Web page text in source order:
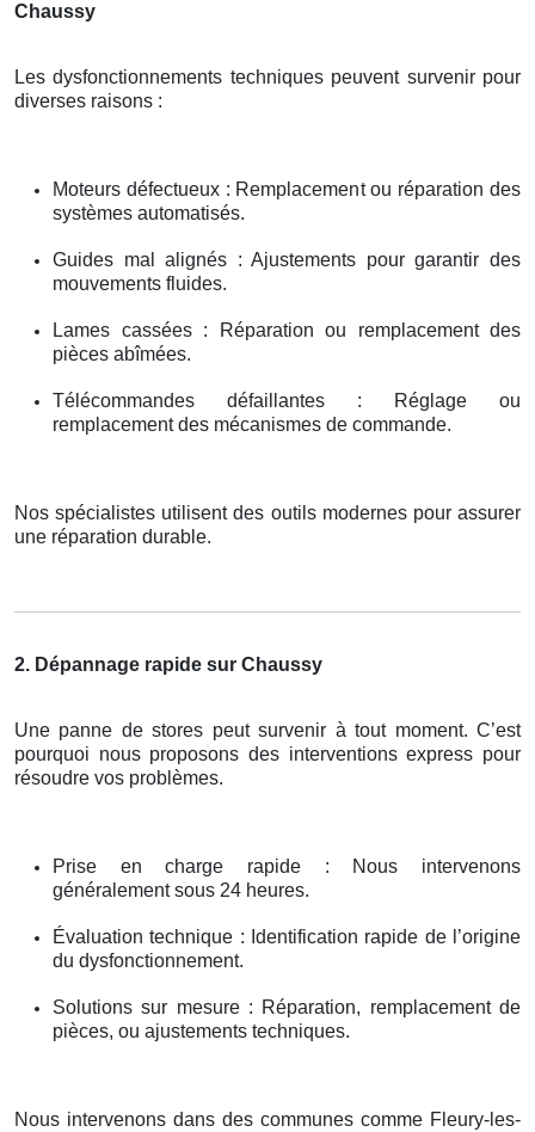
Chaussy
Les dysfonctionnements techniques peuvent survenir pour
diverses raisons :
Moteurs défectueux : Remplacement ou réparation des
systèmes automatisés.
Guides mal alignés : Ajustements pour garantir des
mouvements fluides.
Lames cassées : Réparation ou remplacement des
pièces abîmées.
Télécommandes défaillantes : Réglage ou
remplacement des mécanismes de commande.
Nos spécialistes utilisent des outils modernes pour assurer
une réparation durable.
2. Dépannage rapide sur Chaussy
Une panne de stores peut survenir à tout moment. C’est
pourquoi nous proposons des interventions express pour
résoudre vos problèmes.
Prise en charge rapide : Nous intervenons
généralement sous 24 heures.
Évaluation technique : Identification rapide de l’origine
du dysfonctionnement.
Solutions sur mesure : Réparation, remplacement de
pièces, ou ajustements techniques.
Nous intervenons dans des communes comme Fleury-les-